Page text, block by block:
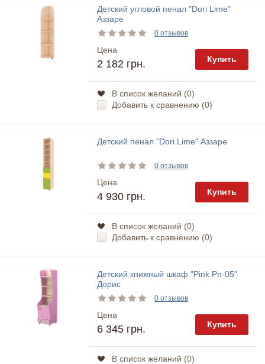
Детский угловой пенал "Dori Lime"
Аззаре
0 отзывов
Цена
2 182 грн. Купить
В список желаний (0)
Добавить к сравнению (0)
Детский пенал "Dori Lime" Аззаре
0 отзывов
Цена
4 930 грн. Купить
В список желаний (0)
Добавить к сравнению (0)
Детский книжный шкаф "Pink Pn-05"
Дорис
0 отзывов
Цена
6 345 грн. Купить
В список желаний (0)